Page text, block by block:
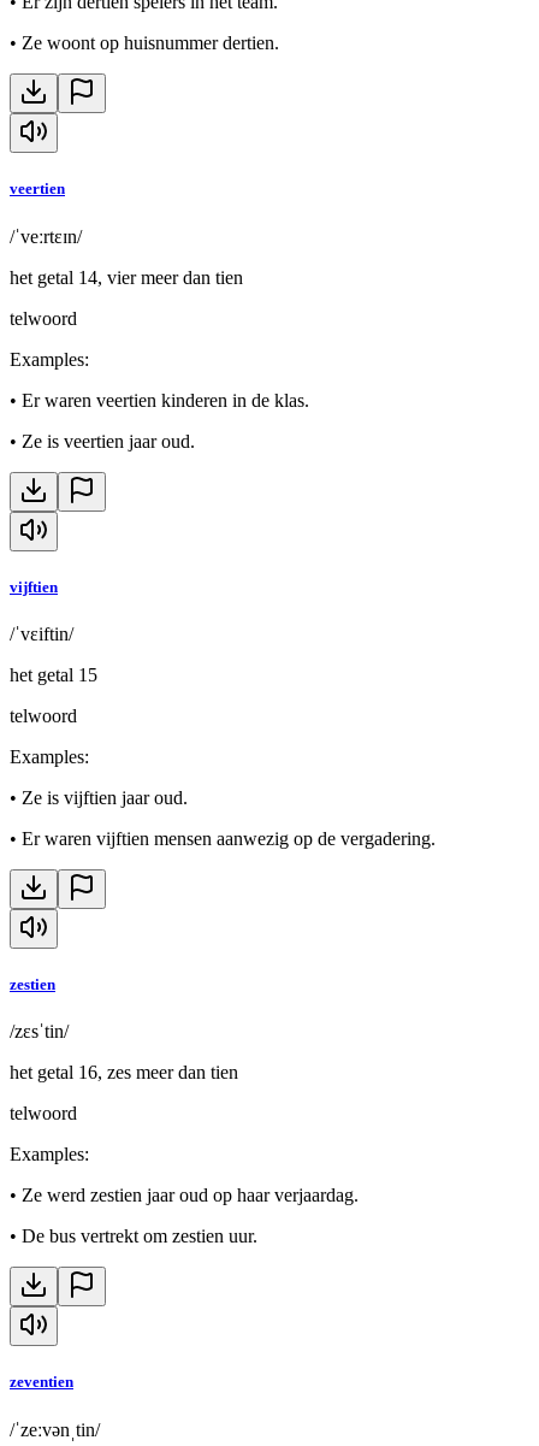
• Ze woont op huisnummer dertien.
veertien
/ˈveːrtɛɪn/
het getal 14, vier meer dan tien
telwoord
Examples:
• Er waren veertien kinderen in de klas.
• Ze is veertien jaar oud.
vijftien
/ˈvɛiftin/
het getal 15
telwoord
Examples:
• Ze is vijftien jaar oud.
• Er waren vijftien mensen aanwezig op de vergadering.
zestien
/zɛsˈtin/
het getal 16, zes meer dan tien
telwoord
Examples:
• Ze werd zestien jaar oud op haar verjaardag.
• De bus vertrekt om zestien uur.
zeventien
/ˈzeːvənˌtin/